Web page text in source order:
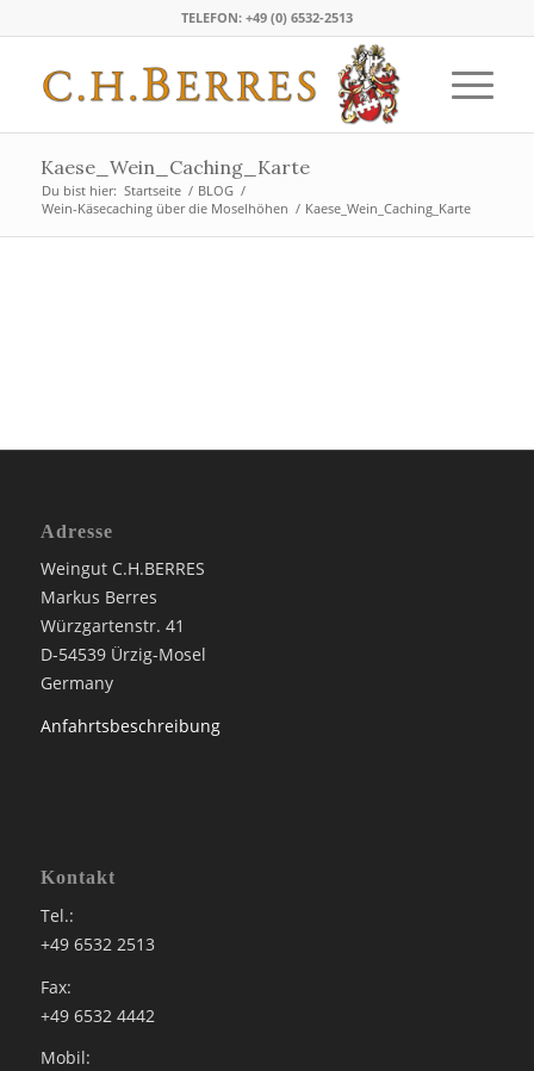
TELEFON: +49 (0) 6532-2513
Kaese_Wein_Caching_Karte
Du bist hier: Startseite / BLOG /
Wein-Käsecaching über die Moselhöhen / Kaese_Wein_Caching_Karte
Adresse
Weingut C.H.BERRES
Markus Berres
Würzgartenstr. 41
D-54539 Ürzig-Mosel
Germany
Anfahrtsbeschreibung
Kontakt
Tel.:
+49 6532 2513
Fax:
+49 6532 4442
Mobil: